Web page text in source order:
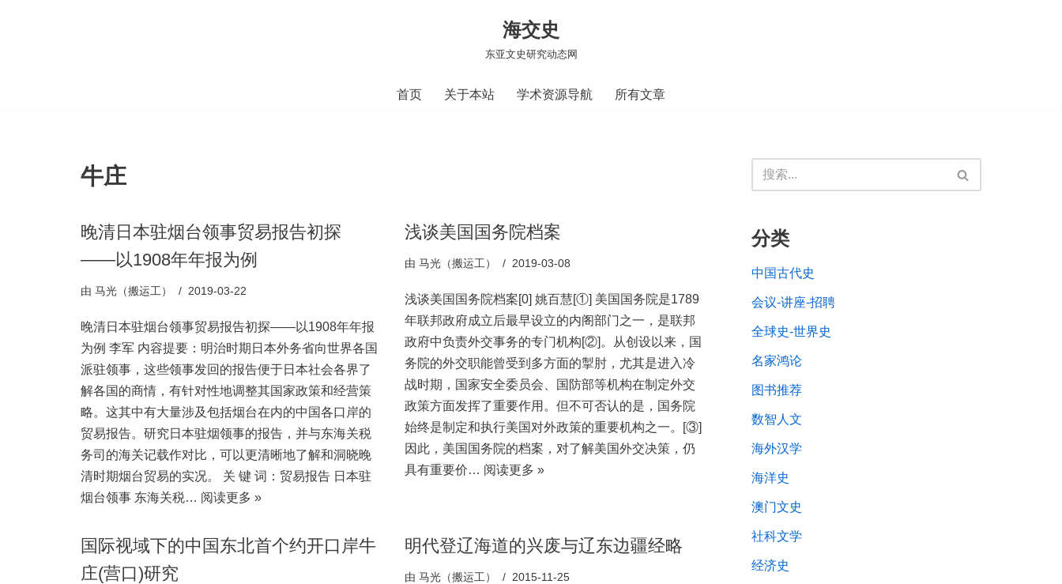
海交史
东亚文史研究动态网
首页 关于本站 学术资源导航 所有文章
牛庄
晚清日本驻烟台领事贸易报告初探
——以1908年年报为例
由 马光（搬运工） 2019-03-22
晚清日本驻烟台领事贸易报告初探——以1908年年报
为例 李军 内容提要：明治时期日本外务省向世界各国
派驻领事，这些领事发回的报告便于日本社会各界了
解各国的商情，有针对性地调整其国家政策和经营策
略。这其中有大量涉及包括烟台在内的中国各口岸的
贸易报告。研究日本驻烟领事的报告，并与东海关税
务司的海关记载作对比，可以更清晰地了解和洞晓晚
清时期烟台贸易的实况。 关 键 词：贸易报告 日本驻
烟台领事 东海关税… 阅读更多 »
浅谈美国国务院档案
由 马光（搬运工） 2019-03-08
浅谈美国国务院档案[0] 姚百慧[①] 美国国务院是1789
年联邦政府成立后最早设立的内阁部门之一，是联邦
政府中负责外交事务的专门机构[②]。从创设以来，国
务院的外交职能曾受到多方面的掣肘，尤其是进入冷
战时期，国家安全委员会、国防部等机构在制定外交
政策方面发挥了重要作用。但不可否认的是，国务院
始终是制定和执行美国对外政策的重要机构之一。[③]
因此，美国国务院的档案，对了解美国外交决策，仍
具有重要价… 阅读更多 »
国际视域下的中国东北首个约开口岸牛
庄(营口)研究
明代登辽海道的兴废与辽东边疆经略
由 马光（搬运工） 2015-11-25
分类
中国古代史
会议-讲座-招聘
全球史-世界史
名家鸿论
图书推荐
数智人文
海外汉学
海洋史
澳门文史
社科文学
经济史